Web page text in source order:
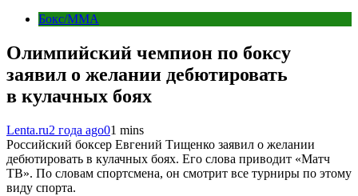
Бокс/MMA
Олимпийский чемпион по боксу
заявил о желании дебютировать
в кулачных боях
Lenta.ru2 года ago01 mins
Российский боксер Евгений Тищенко заявил о желании
дебютировать в кулачных боях. Его слова приводит «Матч
ТВ». По словам спортсмена, он смотрит все турниры по этому
виду спорта.